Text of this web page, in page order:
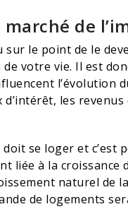
de
le point de le
votre vie. Il est
l’évolution
les revenus
se loger et c’est
liée à la croissance
naturel de
de logements